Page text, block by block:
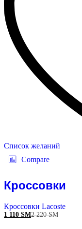
Список желаний
Compare
Кроссовки
Кроссовки Lacoste
1 110 ЅМ2 220ЅМ